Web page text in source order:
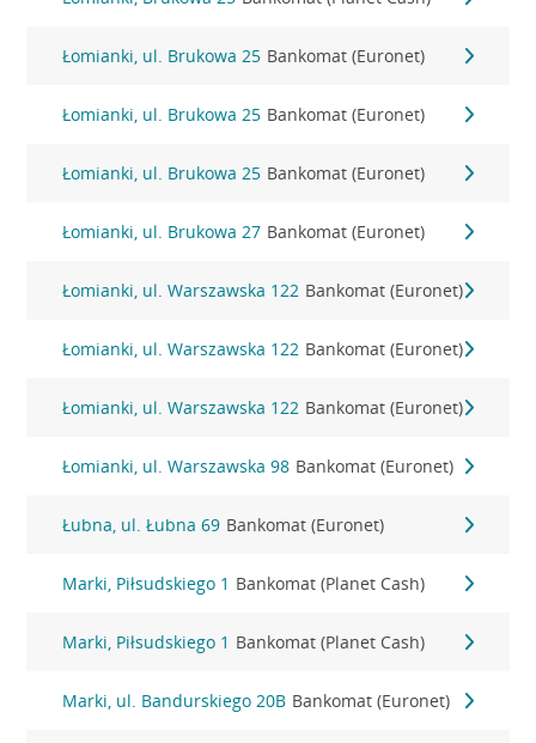
Łomianki, ul. Brukowa 25 Bankomat (Euronet)
Łomianki, ul. Brukowa 25 Bankomat (Euronet)
Łomianki, ul. Brukowa 25 Bankomat (Euronet)
Łomianki, ul. Brukowa 27 Bankomat (Euronet)
Łomianki, ul. Warszawska 122 Bankomat (Euronet)
Łomianki, ul. Warszawska 122 Bankomat (Euronet)
Łomianki, ul. Warszawska 122 Bankomat (Euronet)
Łomianki, ul. Warszawska 98 Bankomat (Euronet)
Łubna, ul. Łubna 69 Bankomat (Euronet)
Marki, Piłsudskiego 1 Bankomat (Planet Cash)
Marki, Piłsudskiego 1 Bankomat (Planet Cash)
Marki, ul. Bandurskiego 20B Bankomat (Euronet)